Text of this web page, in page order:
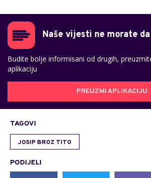
Naše vijesti ne morate
Budite bolje informisani od drugih,
aplikaciju
PREUZMI APLIKACIJU
TAGOVI
JOSIP BROZ TITO
PODIJELI